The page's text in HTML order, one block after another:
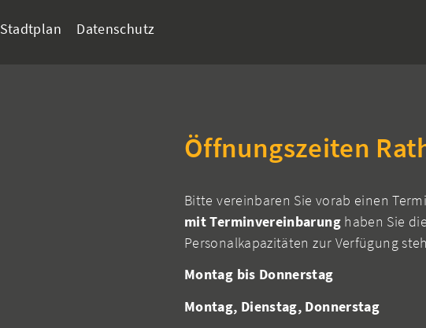
Stadtplan Datenschutz
Öffnungszeiten
Bitte vereinbaren Sie vorab einen
mit Terminvereinbarunghaben Sie
Personalkapazitäten zur Verfügung
Montag bis Donnerstag
Montag, Dienstag, Donnerstag